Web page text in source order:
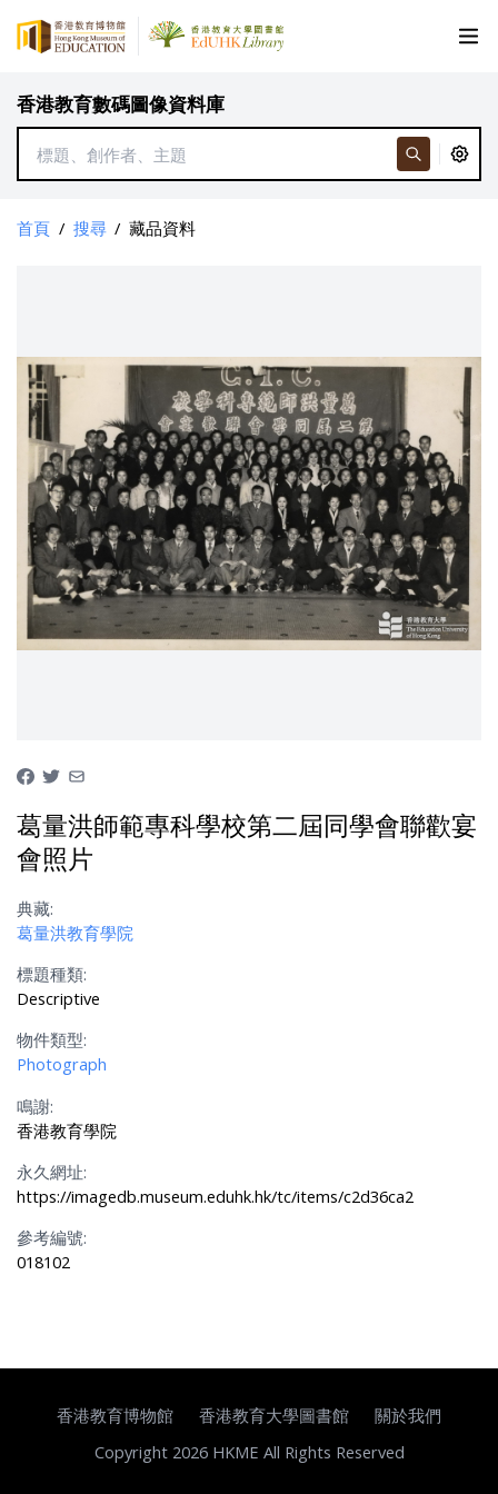
香港教育數碼圖像資料庫
首頁 / 搜尋 / 藏品資料
葛量洪師範專科學校第二屆同學會聯歡宴
會照片
典藏:
葛量洪教育學院
標題種類:
Descriptive
物件類型:
Photograph
鳴謝:
香港教育學院
永久網址:
https://imagedb.museum.eduhk.hk/tc/items/c2d36ca2
參考編號:
018102
香港教育博物館 香港教育大學圖書館
關於我們
Copyright 2026 HKME All Rights Reserved